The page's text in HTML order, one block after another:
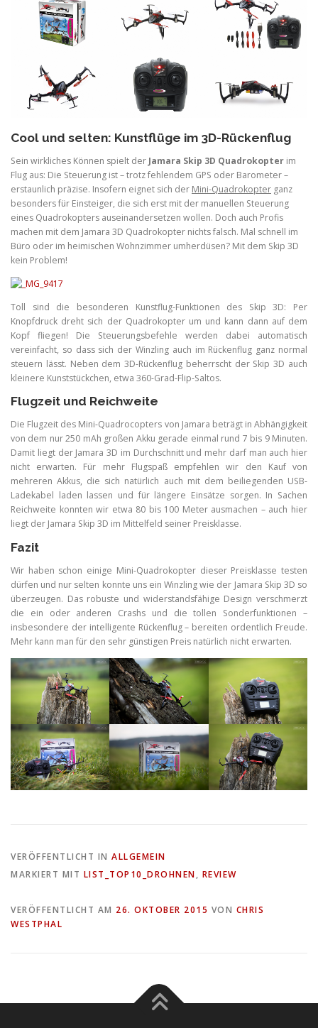
Cool und selten: Kunstflüge im 3D-Rückenflug
Sein wirkliches Können spielt der Jamara Skip 3D Quadrokopter im
Flug aus: Die Steuerung ist – trotz fehlendem GPS oder Barometer –
erstaunlich präzise. Insofern eignet sich der Mini-Quadrokopter ganz
besonders für Einsteiger, die sich erst mit der manuellen Steuerung
eines Quadrokopters auseinandersetzen wollen. Doch auch Profis
machen mit dem Jamara 3D Quadrokopter nichts falsch. Mal schnell im
Büro oder im heimischen Wohnzimmer umherdüsen? Mit dem Skip 3D
kein Problem!
Toll sind die besonderen Kunstflug-Funktionen des Skip 3D: Per
Knopfdruck dreht sich der Quadrokopter um und kann dann auf dem
Kopf fliegen! Die Steuerungsbefehle werden dabei automatisch
vereinfacht, so dass sich der Winzling auch im Rückenflug ganz normal
steuern lässt. Neben dem 3D-Rückenflug beherrscht der Skip 3D auch
kleinere Kunststückchen, etwa 360-Grad-Flip-Saltos.
Flugzeit und Reichweite
Die Flugzeit des Mini-Quadrocopters von Jamara beträgt in Abhängigkeit
von dem nur 250 mAh großen Akku gerade einmal rund 7 bis 9 Minuten.
Damit liegt der Jamara 3D im Durchschnitt und mehr darf man auch hier
nicht erwarten. Für mehr Flugspaß empfehlen wir den Kauf von
mehreren Akkus, die sich natürlich auch mit dem beiliegenden USB-
Ladekabel laden lassen und für längere Einsätze sorgen. In Sachen
Reichweite konnten wir etwa 80 bis 100 Meter ausmachen – auch hier
liegt der Jamara Skip 3D im Mittelfeld seiner Preisklasse.
Fazit
Wir haben schon einige Mini-Quadrokopter dieser Preisklasse testen
dürfen und nur selten konnte uns ein Winzling wie der Jamara Skip 3D so
überzeugen. Das robuste und widerstandsfähige Design verschmerzt
die ein oder anderen Crashs und die tollen Sonderfunktionen –
insbesondere der intelligente Rückenflug – bereiten ordentlich Freude.
Mehr kann man für den sehr günstigen Preis natürlich nicht erwarten.
VERÖFFENTLICHT IN ALLGEMEIN
MARKIERT MIT LIST_TOP10_DROHNEN, REVIEW
VERÖFFENTLICHT AM 26. OKTOBER 2015 VON CHRIS
WESTPHAL